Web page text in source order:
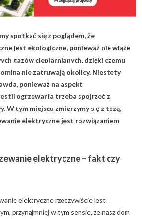
spotkać się z poglądem, że
jest ekologiczne, ponieważ nie wiąże
gazów cieplarnianych, dzięki czemu,
nie zatruwają okolicy. Niestety
ponieważ na aspekt
ogrzewania trzeba spojrzeć z
W tym miejscu zmierzymy się z tezą,
elektryczne jest rozwiązaniem
elektryczne – fakt czy
elektryczne rzeczywiście jest
przynajmniej w tym sensie, że nasz dom